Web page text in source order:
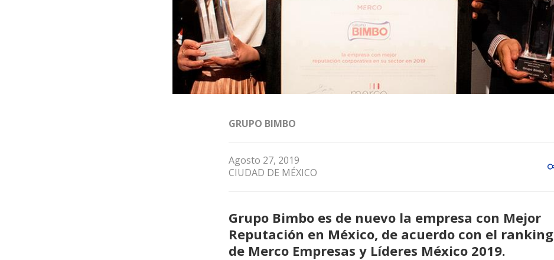
GRUPO BIMBO
Agosto 27, 2019
CIUDAD DE MÉXICO
Grupo Bimbo es de nuevo la empresa con Mejor
Reputación en México, de acuerdo con el ranking
de Merco Empresas y Líderes México 2019.